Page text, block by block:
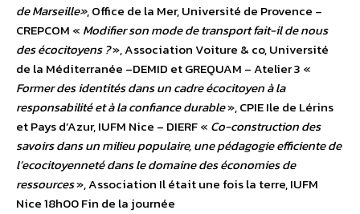
de Marseille», Office de la Mer, Université de Provence –
CREPCOM « Modifier son mode de transport fait-il de nous
des écocitoyens ?», Association Voiture & co, Université
de la Méditerranée –DEMID et GREQUAM – Atelier 3 «
Former des identités dans un cadre écocitoyen à la
responsabilité et à la confiance durable», CPIE Ile de Lérins
et Pays d’Azur, IUFM Nice – DIERF « Co-construction des
savoirs dans un milieu populaire, une pédagogie efficiente de
l’ecocitoyenneté dans le domaine des économies de
ressources», Association Il était une fois la terre, IUFM
Nice 18h00 Fin de la journée